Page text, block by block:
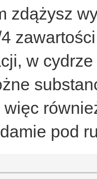
zdążysz
w
więc
pod